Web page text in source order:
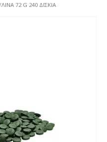
72 G 240 ΔΙΣΚΊΑ